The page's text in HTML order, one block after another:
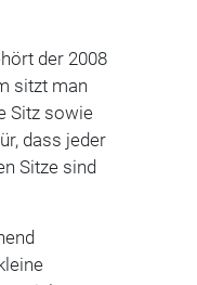
der 2008
sitzt man
Sitz sowie
dass jeder
Sitze sind